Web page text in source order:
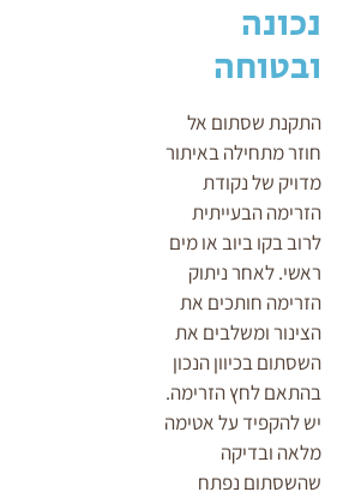
נכונה
ובטוחה
התקנת שסתום אל
חוזר מתחילה באיתור
מדויק של נקודת
הזרימה הבעייתית
לרוב בקו ביוב או מים
ראשי. לאחר ניתוק
הזרימה חותכים את
הצינור ומשלבים את
השסתום בכיוון הנכון
בהתאם לחץ הזרימה.
יש להקפיד על אטימה
מלאה ובדיקה
שהשסתום נפתח